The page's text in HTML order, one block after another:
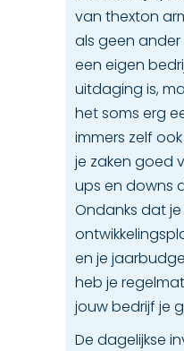
van thexton
als geen
een eigen
uitdaging is,
het soms erg
immers zelf
je zaken goed
ups en downs
Ondanks dat
en je
heb je
jouw bedrijf je
De dagelijkse